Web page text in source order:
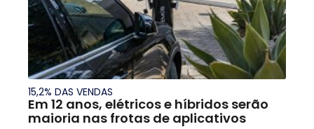
15,2% DAS VENDAS
Em 12 anos, elétricos e híbridos serão
maioria nas frotas de aplicativos